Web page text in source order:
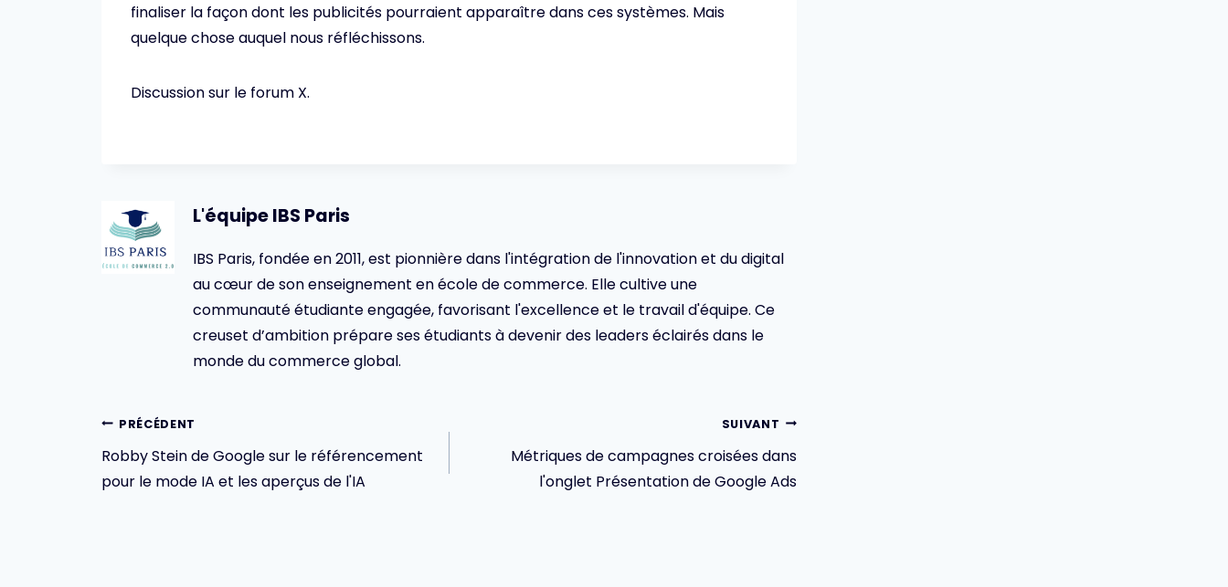
finaliser la façon dont les publicités pourraient apparaître dans ces systèmes. Mais
quelque chose auquel nous réfléchissons.
Discussion sur le forum X.
L'équipe IBS Paris
IBS Paris, fondée en 2011, est pionnière dans l'intégration de l'innovation et du digital
au cœur de son enseignement en école de commerce. Elle cultive une
communauté étudiante engagée, favorisant l'excellence et le travail d'équipe. Ce
creuset d’ambition prépare ses étudiants à devenir des leaders éclairés dans le
monde du commerce global.
Navigation
de
PRÉCÉDENT
Robby Stein de Google sur le référencement
pour le mode IA et les aperçus de l'IA
SUIVANT
Métriques de campagnes croisées dans
l'onglet Présentation de Google Ads